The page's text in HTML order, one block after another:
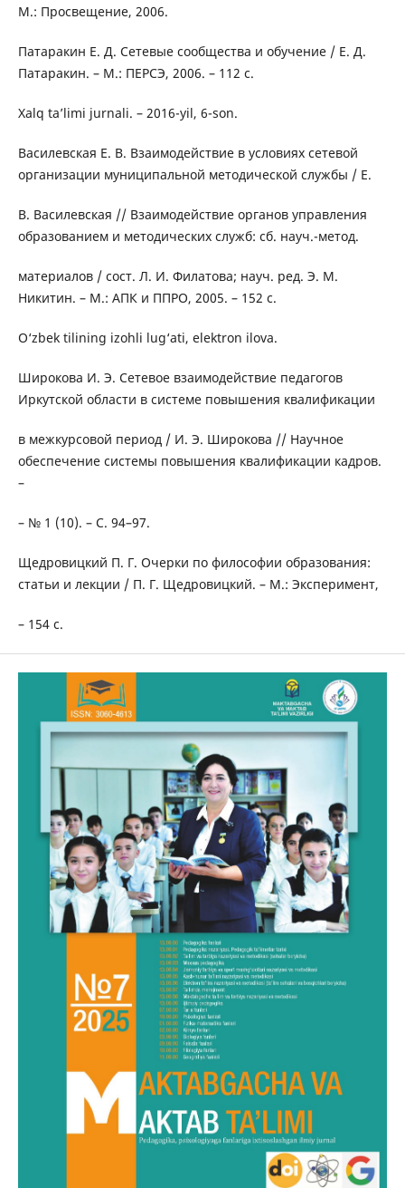
М.: Просвещение, 2006.
Патаракин Е. Д. Сетевые сообщества и обучение / Е. Д.
Патаракин. – М.: ПЕРСЭ, 2006. – 112 с.
Xalq ta’limi jurnali. – 2016-yil, 6-son.
Василевская Е. В. Взаимодействие в условиях сетевой
организации муниципальной методической службы / Е.
В. Василевская // Взаимодействие органов управления
образованием и методических служб: сб. науч.-метод.
материалов / сост. Л. И. Филатова; науч. ред. Э. М.
Никитин. – М.: АПК и ППРО, 2005. – 152 с.
O‘zbek tilining izohli lug‘ati, elektron ilova.
Широкова И. Э. Сетевое взаимодействие педагогов
Иркутской области в системе повышения квалификации
в межкурсовой период / И. Э. Широкова // Научное
обеспечение системы повышения квалификации кадров.
–
– № 1 (10). – С. 94–97.
Щедровицкий П. Г. Очерки по философии образования:
статьи и лекции / П. Г. Щедровицкий. – М.: Эксперимент,
– 154 с.